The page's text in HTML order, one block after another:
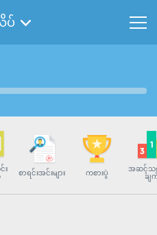
ပ်
း
စာရင်းအင်းများ ကစားပွဲ
အဆင့်သ
ချ